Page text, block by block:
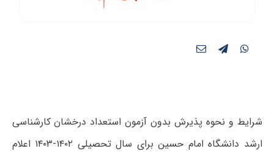
شرایط و نحوه پذیرش بدون آزمون استعداد درخشان کارشناسی
ارشد دانشگاه امام حسین برای سال تحصیلی ۱۴۰۲-۱۴۰۳ اعلام